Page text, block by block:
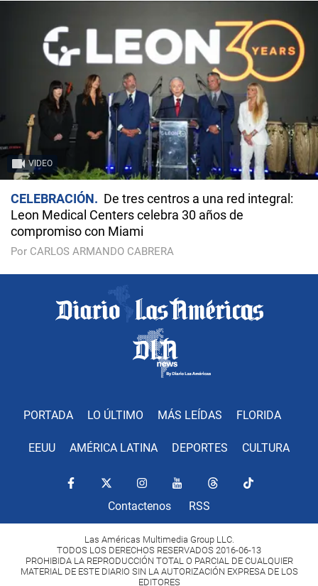
VIDEO
CELEBRACIÓN
De tres centros a una red integral:
Leon Medical Centers celebra 30 años de
compromiso con Miami
Por CARLOS ARMANDO CABRERA
PORTADA LO ÚLTIMO MÁS LEÍDAS FLORIDA
EEUU AMÉRICA LATINA DEPORTES CULTURA
Contactenos RSS
Las Américas Multimedia Group LLC.
TODOS LOS DERECHOS RESERVADOS 2016-06-13
PROHIBIDA LA REPRODUCCIÓN TOTAL O PARCIAL DE CUALQUIER
MATERIAL DE ESTE DIARIO SIN LA AUTORIZACIÓN EXPRESA DE LOS
EDITORES